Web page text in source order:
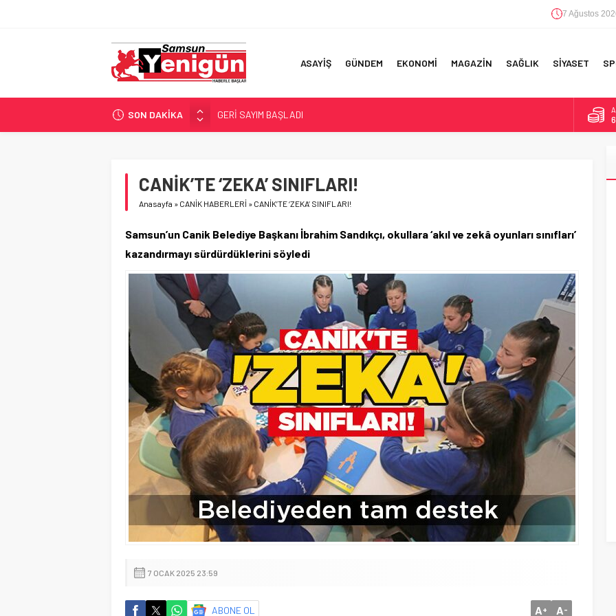
7 Ağustos
ASAYİŞ GÜNDEM EKONOMİ MAGAZİN SAĞLIK SİYASET
SON DAKİKA
GERİ SAYIM BAŞLADI
SAMSUNSPOR’DA HEDEF 5’İNCİLİK!
İŞTE FINDIK FİYATI!
YÖNETİCİ SEÇERKEN YAPILAN EN BÜYÜK HATALAR
CANİK’TE ‘ZEKA’ SINIFLARI!
Anasayfa » CANİK HABERLERİ » CANİK’TE ‘ZEKA’ SINIFLARI!
Samsun’un Canik Belediye Başkanı İbrahim Sandıkçı, okullara ‘akıl ve zekâ oyunları sınıfları’
kazandırmayı sürdürdüklerini söyledi
7 OCAK 2025 23:59
ABONE OL A+ A-